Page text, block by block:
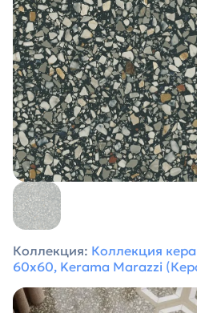
Коллекция: Коллекция
60х60, Kerama Marazzi